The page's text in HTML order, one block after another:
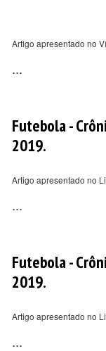
Artigo apresentado no
...
Futebola -
2019.
Artigo apresentado no
...
Futebola -
2019.
Artigo apresentado no
...